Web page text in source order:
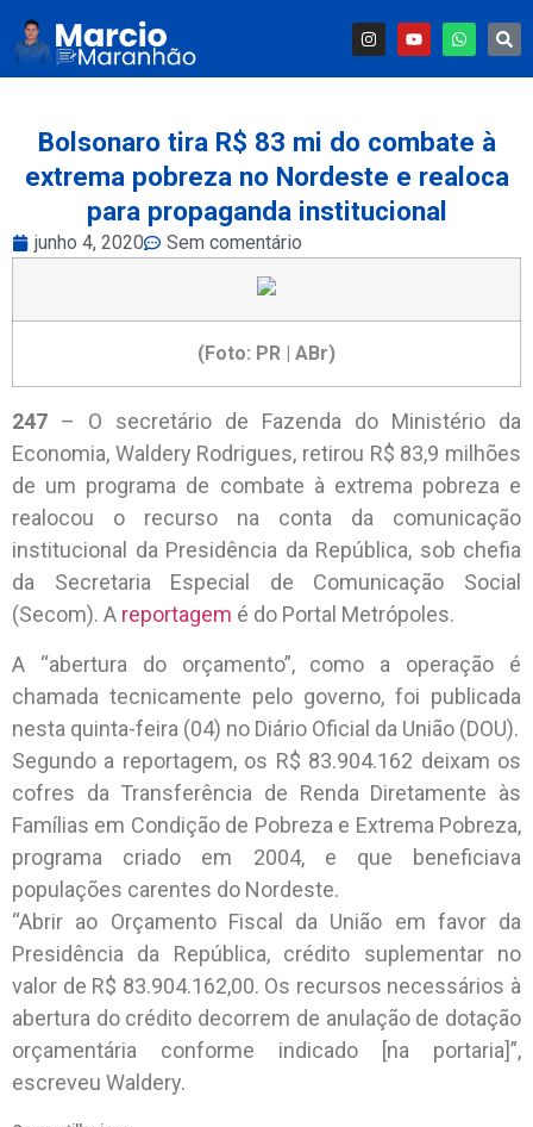
Bolsonaro tira R$ 83 mi do combate à
extrema pobreza no Nordeste e realoca
para propaganda institucional
junho 4, 2020 Sem comentário
(Foto: PR | ABr)
247 – O secretário de Fazenda do Ministério da
Economia, Waldery Rodrigues, retirou R$ 83,9 milhões
de um programa de combate à extrema pobreza e
realocou o recurso na conta da comunicação
institucional da Presidência da República, sob chefia
da Secretaria Especial de Comunicação Social
(Secom). A reportagem é do Portal Metrópoles.
A “abertura do orçamento”, como a operação é
chamada tecnicamente pelo governo, foi publicada
nesta quinta-feira (04) no Diário Oficial da União (DOU).
Segundo a reportagem, os R$ 83.904.162 deixam os
cofres da Transferência de Renda Diretamente às
Famílias em Condição de Pobreza e Extrema Pobreza,
programa criado em 2004, e que beneficiava
populações carentes do Nordeste.
“Abrir ao Orçamento Fiscal da União em favor da
Presidência da República, crédito suplementar no
valor de R$ 83.904.162,00. Os recursos necessários à
abertura do crédito decorrem de anulação de dotação
orçamentária conforme indicado [na portaria]”,
escreveu Waldery.